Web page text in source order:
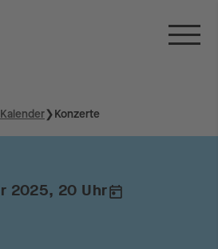
Kalender❯Konzerte
2025, 20 Uhr